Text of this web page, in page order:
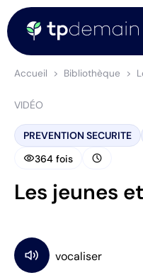
Accueil Bibliothèque
VIDÉO
PREVENTION SECURITE
visibility364 fois schedule
Les jeunes